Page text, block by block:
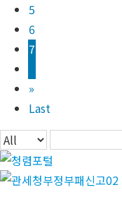
5
6
7
»
Last